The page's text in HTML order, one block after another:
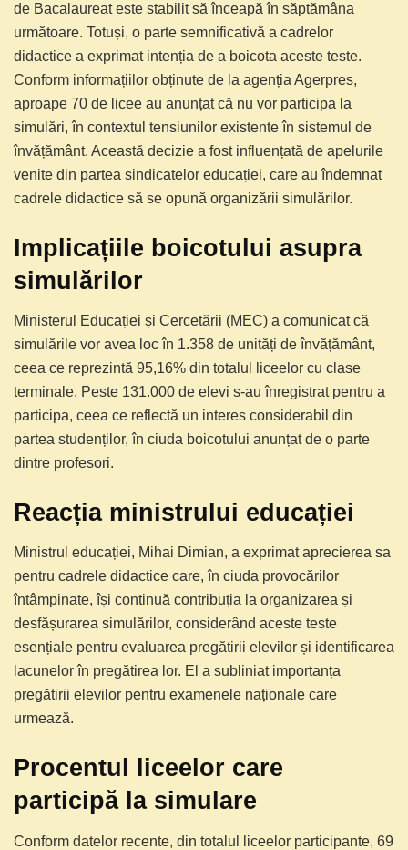
de Bacalaureat este stabilit să înceapă în săptămâna
următoare. Totuși, o parte semnificativă a cadrelor
didactice a exprimat intenția de a boicota aceste teste.
Conform informațiilor obținute de la agenția Agerpres,
aproape 70 de licee au anunțat că nu vor participa la
simulări, în contextul tensiunilor existente în sistemul de
învățământ. Această decizie a fost influențată de apelurile
venite din partea sindicatelor educației, care au îndemnat
cadrele didactice să se opună organizării simulărilor.
Implicațiile boicotului asupra
simulărilor
Ministerul Educației și Cercetării (MEC) a comunicat că
simulările vor avea loc în 1.358 de unități de învățământ,
ceea ce reprezintă 95,16% din totalul liceelor cu clase
terminale. Peste 131.000 de elevi s-au înregistrat pentru a
participa, ceea ce reflectă un interes considerabil din
partea studenților, în ciuda boicotului anunțat de o parte
dintre profesori.
Reacția ministrului educației
Ministrul educației, Mihai Dimian, a exprimat aprecierea sa
pentru cadrele didactice care, în ciuda provocărilor
întâmpinate, își continuă contribuția la organizarea și
desfășurarea simulărilor, considerând aceste teste
esențiale pentru evaluarea pregătirii elevilor și identificarea
lacunelor în pregătirea lor. El a subliniat importanța
pregătirii elevilor pentru examenele naționale care
urmează.
Procentul liceelor care
participă la simulare
Conform datelor recente, din totalul liceelor participante, 69